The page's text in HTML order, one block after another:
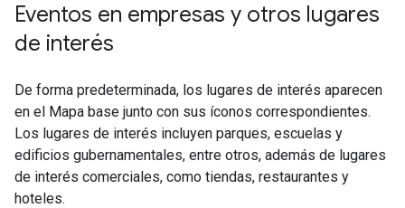
Eventos en empresas y otros lugares
de interés
De forma predeterminada, los lugares de interés aparecen
en el Mapa base junto con sus íconos correspondientes.
Los lugares de interés incluyen parques, escuelas y
edificios gubernamentales, entre otros, además de lugares
de interés comerciales, como tiendas, restaurantes y
hoteles.